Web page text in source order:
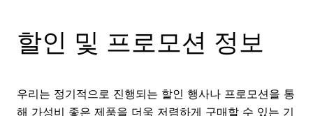
할인 및 프로모션 정보
우리는 정기적으로 진행되는 할인 행사나 프로모션을 통
해 가성비 좋은 제품을 더욱 저렴하게 구매할 수 있는 기